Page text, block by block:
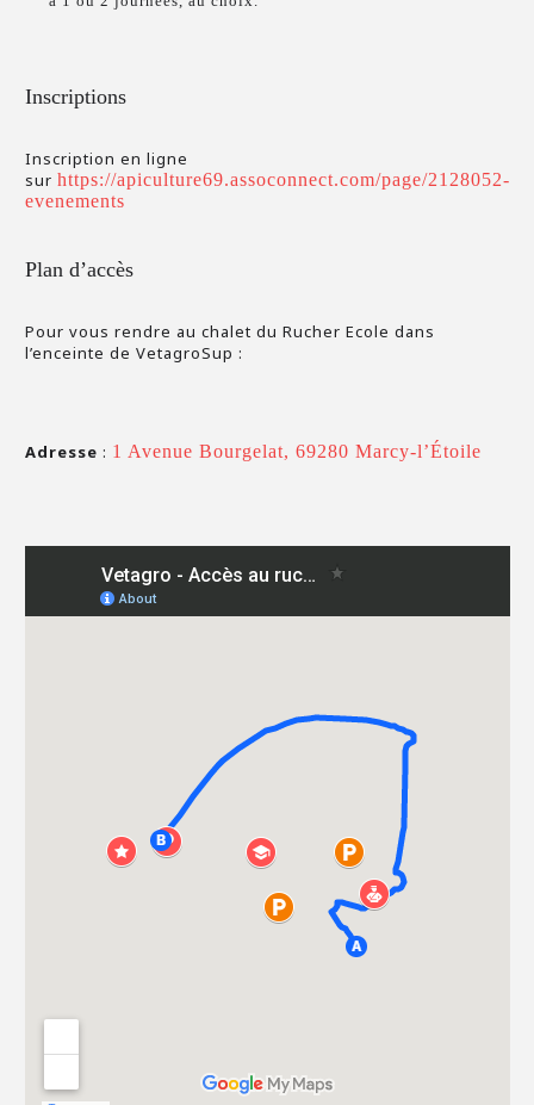
Inscriptions
Inscription en ligne
sur https://apiculture69.assoconnect.com/page/2128052-
evenements
Plan d’accès
Pour vous rendre au chalet du Rucher Ecole dans
l’enceinte de VetagroSup :
Adresse : 1 Avenue Bourgelat, 69280 Marcy-l’Étoile